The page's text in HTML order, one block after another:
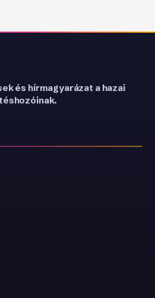
és hírmagyarázat a hazai